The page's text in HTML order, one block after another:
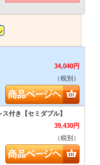
34,040円
（税別）
39,430円
（税別）